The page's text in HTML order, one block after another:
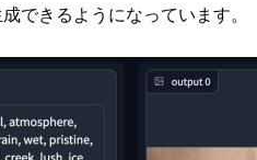
できるようになっています。